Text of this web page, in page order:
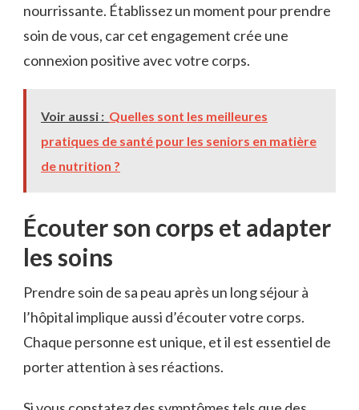
nourrissante. Établissez un moment pour prendre
soin de vous, car cet engagement crée une
connexion positive avec votre corps.
Voir aussi : Quelles sont les meilleures
pratiques de santé pour les seniors en matière
de nutrition ?
Écouter son corps et adapter
les soins
Prendre soin de sa peau après un long séjour à
l’hôpital implique aussi d’écouter votre corps.
Chaque personne est unique, et il est essentiel de
porter attention à ses réactions.